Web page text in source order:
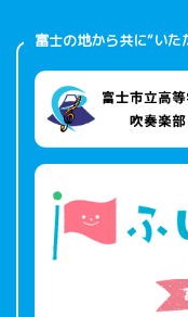
富士の地から共に“いた